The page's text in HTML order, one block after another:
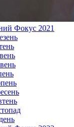
Фокус 2021